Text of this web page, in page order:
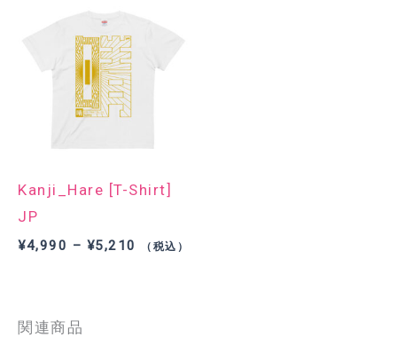
Kanji_Hare [T-Shirt]
JP
¥4,990 – ¥5,210 価（税込）
関連商品